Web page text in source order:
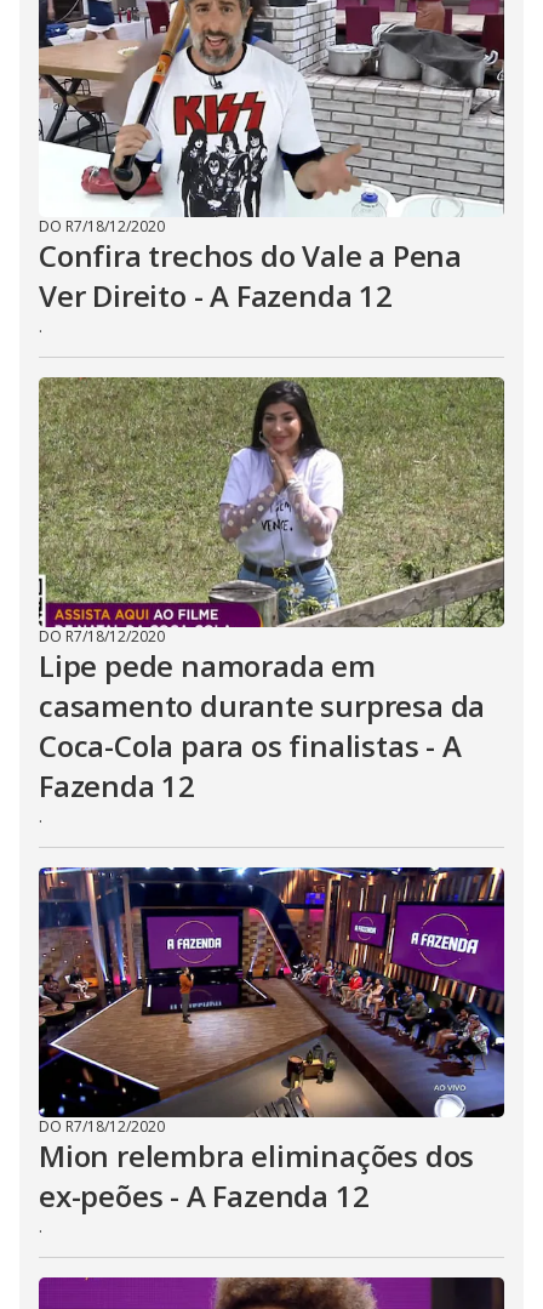
DO R7/18/12/2020
Confira trechos do Vale a Pena
Ver Direito - A Fazenda 12
.
DO R7/18/12/2020
Lipe pede namorada em
casamento durante surpresa da
Coca-Cola para os finalistas - A
Fazenda 12
.
DO R7/18/12/2020
Mion relembra eliminações dos
ex-peões - A Fazenda 12
.